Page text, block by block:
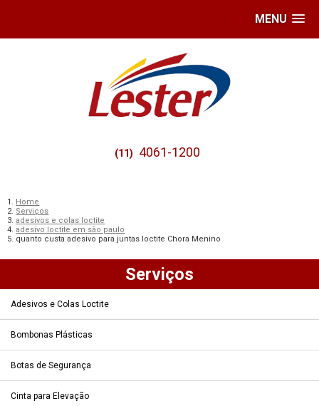
MENU
(11) 4061-1200
Home
Serviços
adesivos e colas loctite
adesivo loctite em são paulo
quanto custa adesivo para juntas loctite Chora Menino
Serviços
Adesivos e Colas Loctite
Bombonas Plásticas
Botas de Segurança
Cinta para Elevação